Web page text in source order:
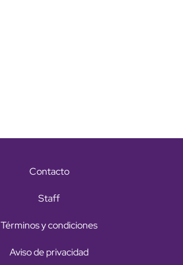
Contacto
Staff
Términos y condiciones
Aviso de privacidad